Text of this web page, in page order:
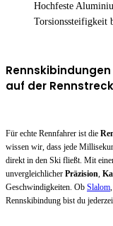
Hochfeste
Torsionssteifigkeit
auf der
Für echte Rennfahrer ist die
wissen wir, dass jede
direkt in den Ski fließt. Mit
unvergleichlicher Präzision,
Geschwindigkeiten. Ob Slalom,
Rennskibindung bist du